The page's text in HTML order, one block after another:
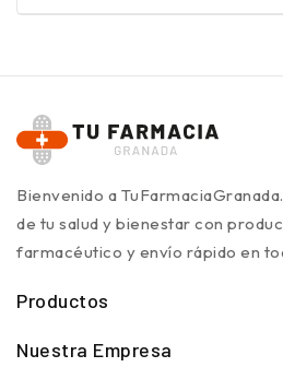
Bienvenido a
de tu salud y bienestar con
farmacéutico y envío rápido en
Productos
Nuestra Empresa